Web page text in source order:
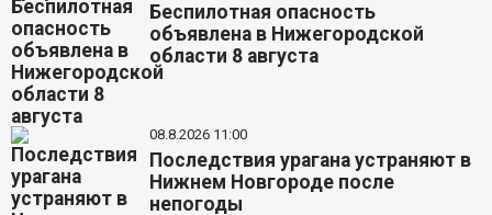
Беспилотная опасность
объявлена в Нижегородской
области 8 августа
08.8.2026 11:00
Последствия урагана устраняют в
Нижнем Новгороде после
непогоды